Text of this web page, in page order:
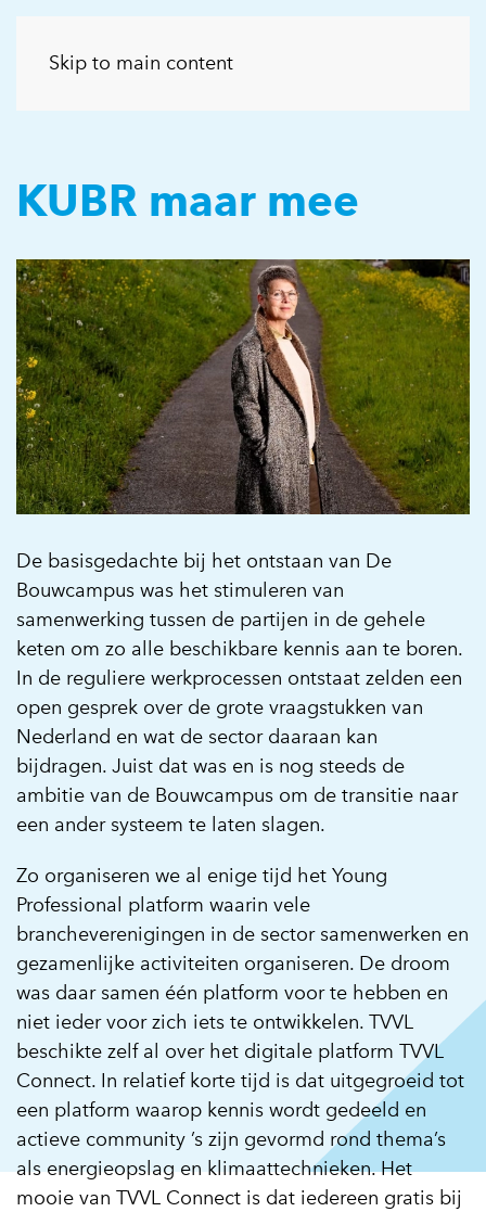
Skip to main content
KUBR maar mee
De basisgedachte bij het ontstaan van De
Bouwcampus was het stimuleren van
samenwerking tussen de partijen in de gehele
keten om zo alle beschikbare kennis aan te boren.
In de reguliere werkprocessen ontstaat zelden een
open gesprek over de grote vraagstukken van
Nederland en wat de sector daaraan kan
bijdragen. Juist dat was en is nog steeds de
ambitie van de Bouwcampus om de transitie naar
een ander systeem te laten slagen.
Zo organiseren we al enige tijd het Young
Professional platform waarin vele
brancheverenigingen in de sector samenwerken en
gezamenlijke activiteiten organiseren. De droom
was daar samen één platform voor te hebben en
niet ieder voor zich iets te ontwikkelen. TVVL
beschikte zelf al over het digitale platform TVVL
Connect. In relatief korte tijd is dat uitgegroeid tot
een platform waarop kennis wordt gedeeld en
actieve community ’s zijn gevormd rond thema’s
als energieopslag en klimaattechnieken. Het
mooie van TVVL Connect is dat iedereen gratis bij